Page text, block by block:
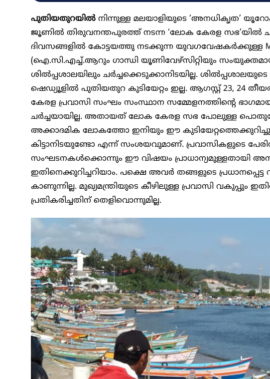
പുതിയതുറയിൽ നിന്നുള്ള മലയാളിയുടെ ‘അനധികൃത’
ജൂണിൽ തിരുവനന്തപുരത്ത് നടന്ന ‘ലോക കേരള സഭ’യിൽ
ദിവസങ്ങളിൽ കോട്ടയത്തു നടക്കുന്ന യുവഗവേഷകർക്കുള്ള
(ഐ.സി.എച്ച്.ആറും ഗാന്ധി യൂണിവേഴ്സിറ്റിയും
ശിൽപ്പശാലയിലും ചർച്ചക്കെടുക്കാനിടയില്ല.
ഷെഡ്യൂളിൽ പുതിയതുറ കുടിയേറ്റം ഇല്ല. ആ​ഗസ്റ്റ് 23, 24
കേരള പ്രവാസി സംഘം സംസ്ഥാന സമ്മേളനത്തിന്റെ
ചർച്ചയായില്ല. അതായത് ലോക കേരള സഭ പോലുള്ള
അക്കാദമിക ലോകത്തോ ഇനിയും ഈ കുടിയേറ്റത്തെക്കുറിച്ചുള്ള
കിട്ടാനിടയുണ്ടോ എന്ന് സംശയവുമാണ്. പ്രവാസികളുടെ
സംഘടനകൾക്കൊന്നും ഈ വിഷയം പ്രാധാന്യമുള്ളതായി
ഇതിനെക്കുറിച്ചറിയാം. പക്ഷെ അവർ തങ്ങളുടെ
കാണുന്നില്ല. മുഖ്യമന്ത്രിയുടെ കീഴിലുള്ള പ്രവാസി വകുപ്പും
പ്രതികരിച്ചതിന് തെളിവൊന്നുമില്ല.